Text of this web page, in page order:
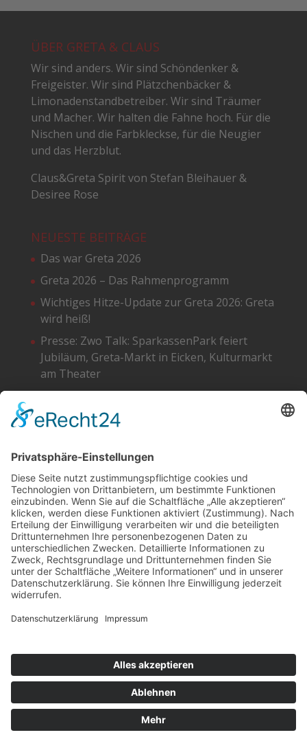
ÜBER GRETA & CLAUS
Wir sind anders. Wir sind Schöndenker &
Freigeister. Wir sind Plätzchenbäcker &
Limonadenstandbetreiber. Wir sind Träumer
und Macher. Wir halten die Fahne hoch. Für die
Nischen und die Farbkleckse, für die Neugier
und das Herzblut.
Claus&Greta Spirit von Stefan Bleihauer &
Desiree Rose
NEUESTE BEITRÄGE
Das war Greta 2026
Greta 2026 – Das Rahmenprogramm
Wichtiges Hitze-Update zur Greta 2026: Greta
wird heiß!
Presse: Zwo Talk: SparkassenPark feiert
Jubiläum, Greta-Markt in Eicken, Kulturmarkt
am Theater
Greta 2026 – Die Standpläne
Facebook
Instagram
SoundCloud
YouTube
Cookie-Einstellungen
Datenschutz
Copyright © 2020–2026 Greta & Claus - WISP